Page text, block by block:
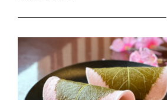
──────────────────